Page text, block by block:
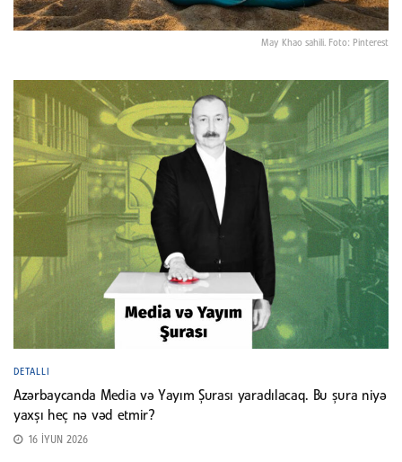
May Khao sahili. Foto: Pinterest
DETALLI
Azərbaycanda Media və Yayım Şurası yaradılacaq. Bu şura niyə
yaxşı heç nə vəd etmir?
16 İYUN 2026